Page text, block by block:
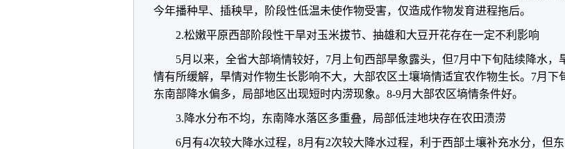
今年播种早、插秧早，阶段性低温未使作物受害，仅造成作物发育进程拖后。
2.松嫩平原西部阶段性干旱对玉米拔节、抽雄和大豆开花存在一定不利影响
5月以来，全省大部墒情较好，7月上旬西部旱象露头，但7月中下旬陆续降水，
情有所缓解，旱情对作物生长影响不大，大部农区土壤墒情适宜农作物生长。7月下
东南部降水偏多，局部地区出现短时内涝现象。8-9月大部农区墒情条件好。
3.降水分布不均，东南降水落区多重叠，局部低洼地块存在农田渍涝
6月有4次较大降水过程，8月有2次较大降水过程，利于西部土壤补充水分，但东